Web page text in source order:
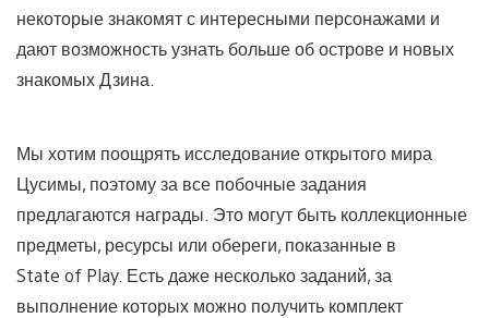
некоторые знакомят с интересными персонажами и
дают возможность узнать больше об острове и новых
знакомых Дзина.
Мы хотим поощрять исследование открытого мира
Цусимы, поэтому за все побочные задания
предлагаются награды. Это могут быть коллекционные
предметы, ресурсы или обереги, показанные в
State of Play. Есть даже несколько заданий, за
выполнение которых можно получить комплект